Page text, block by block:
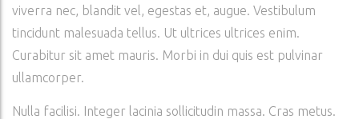
viverra nec, blandit vel, egestas et, augue. Vestibulum
tincidunt malesuada tellus. Ut ultrices ultrices enim.
Curabitur sit amet mauris. Morbi in dui quis est pulvinar
ullamcorper.
Nulla facilisi. Integer lacinia sollicitudin massa. Cras metus.